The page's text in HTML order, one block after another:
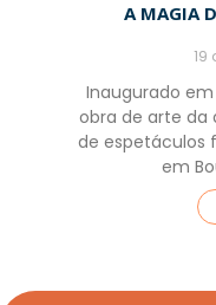
A MAGIA
19
Inaugurado em
obra de arte da
de espetáculos
em